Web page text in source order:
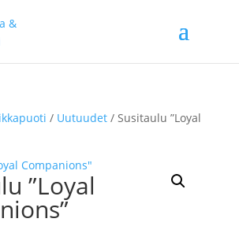
/ Uutuudet/ Susitaulu ”Loyal
”Loyal